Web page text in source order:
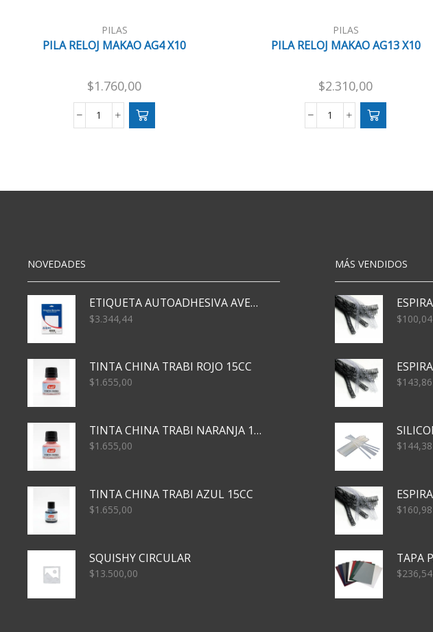
PILAS
PILA RELOJ MAKAO AG4 X10
$1.760,00
PILA
cantidad
PILAS
PILA RELOJ MAKAO AG13 X10
$2.310,00
PILA
cantidad
NOVEDADES
ETIQUETA AUTOADHESIVA AVERY 3026 30H 20 X 70
$3.344,44
TINTA CHINA TRABI ROJO 15CC
$1.655,00
TINTA CHINA TRABI NARANJA 15CC
$1.655,00
TINTA CHINA TRABI AZUL 15CC
$1.655,00
SQUISHY CIRCULAR
$13.500,00
MÁS VENDIDOS
$100,04
$143,86
$144,38
$160,98
$236,54